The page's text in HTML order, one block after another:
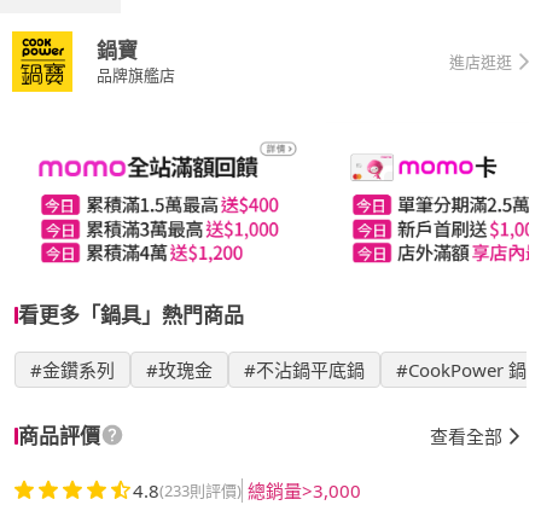
鍋寶
品牌旗艦店
進店逛逛
看更多「鍋具」熱門商品
#金鑽系列 #玫瑰金 #不沾鍋平底鍋 #CookPower 鍋
商品評價 查看全部
4.8(233則評價) 總銷量>3,000